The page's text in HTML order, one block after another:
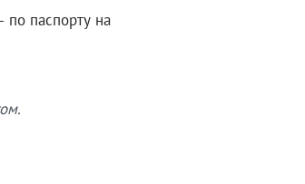
паспорту на